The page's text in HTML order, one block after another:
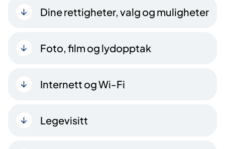
Dine rettigheter, valg og muligheter
Foto, film og lydopptak
Internett og Wi-Fi
Legevisitt